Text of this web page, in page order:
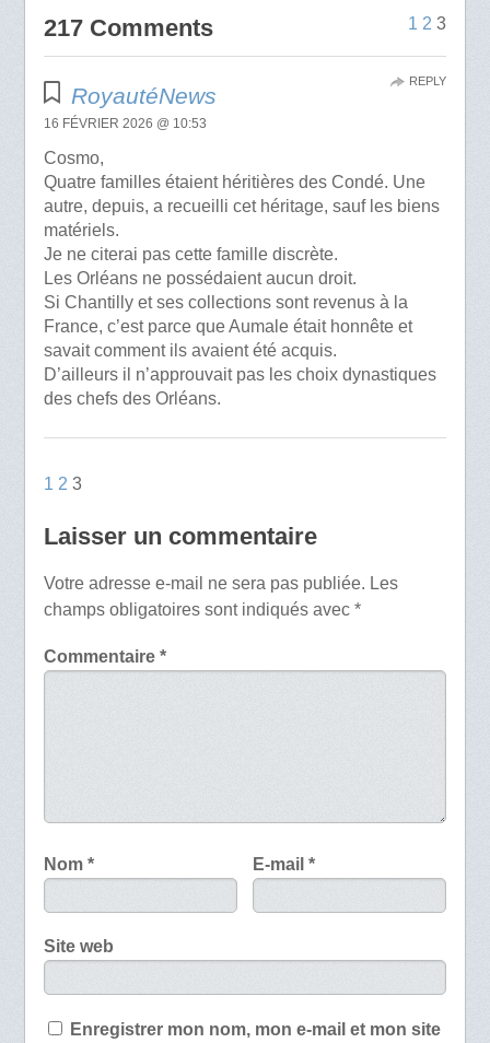
217 Comments 1 2 3
RoyautéNews
16 FÉVRIER 2026 @ 10:53
Cosmo,
Quatre familles étaient héritières des Condé. Une
autre, depuis, a recueilli cet héritage, sauf les biens
matériels.
Je ne citerai pas cette famille discrète.
Les Orléans ne possédaient aucun droit.
Si Chantilly et ses collections sont revenus à la
France, c’est parce que Aumale était honnête et
savait comment ils avaient été acquis.
D’ailleurs il n’approuvait pas les choix dynastiques
des chefs des Orléans.
REPLY
1 2 3
Laisser un commentaire
Votre adresse e-mail ne sera pas publiée. Les
champs obligatoires sont indiqués avec *
Commentaire *
Nom * E-mail*
Site web
Enregistrer mon nom, mon e-mail et mon site